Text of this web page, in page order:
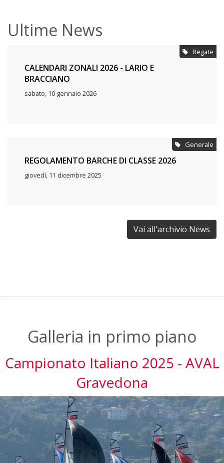
Ultime News
Regate
CALENDARI ZONALI 2026 - LARIO E
BRACCIANO
sabato, 10 gennaio 2026
Generale
REGOLAMENTO BARCHE DI CLASSE 2026
giovedì, 11 dicembre 2025
Vai all'archivio News
Galleria in primo piano
Campionato Italiano 2025 - AVAL
Gravedona